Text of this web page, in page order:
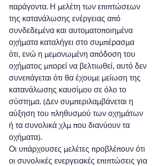
παράγοντα. Η μελέτη των επιπτώσεων
της κατανάλωσης ενέργειας από
συνδεδεμένα και αυτοματοποιημένα
οχήματα καταλήγει στο συμπέρασμα
ότι, ενώ η μεμονωμένη απόδοση του
οχήματος μπορεί να βελτιωθεί, αυτό δεν
συνεπάγεται ότι θα έχουμε μείωση της
κατανάλωσης καυσίμου σε όλο το
σύστημα. (Δεν συμπεριλαμβάνεται η
αύξηση του πληθυσμού των οχημάτων
ή τα συνολικά χλμ που διανύουν τα
οχήματα).
Οι υπάρχουσες μελέτες προβλέπουν ότι
οι συνολικές ενεργειακές επιπτώσεις για